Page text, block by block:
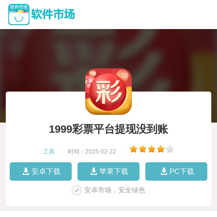
1999彩票平台提现没到账
工具 时间：2025-02-22
安卓下载 苹果下载 PC下载
安卓市场，安全绿色